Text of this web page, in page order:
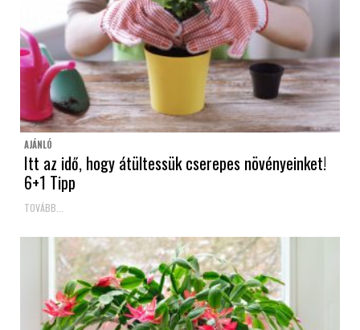
AJÁNLÓ
Itt az idő, hogy átültessük cserepes növényeinket!
6+1 Tipp
TOVÁBB...